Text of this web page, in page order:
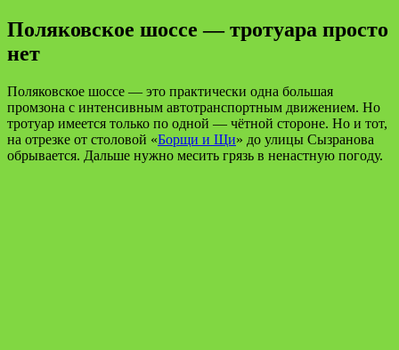
Поляковское шоссе — тротуара просто
нет
Поляковское шоссе — это практически одна большая
промзона с интенсивным автотранспортным движением. Но
тротуар имеется только по одной — чётной стороне. Но и тот,
на отрезке от столовой «Борщи и Щи» до улицы Сызранова
обрывается. Дальше нужно месить грязь в ненастную погоду.